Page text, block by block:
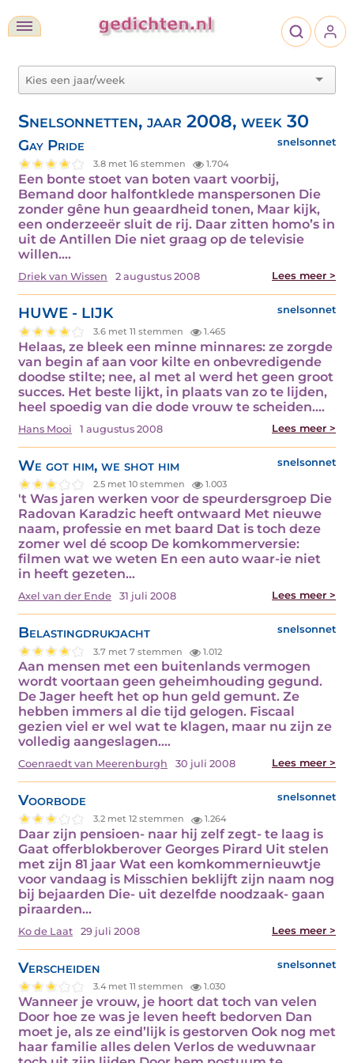
Snelsonnetten, jaar 2008, week 30
Gay Pride snelsonnet
3.8 met 16 stemmen 1.704
Een bonte stoet van boten vaart voorbij,
Bemand door halfontklede manspersonen Die
zonder gêne hun geaardheid tonen, Maar kijk,
een onderzeeër sluit de rij. Daar zitten homo’s in
uit de Antillen Die niet graag op de televisie
willen.…
Driek van Wissen 2 augustus 2008 Lees meer >
HUWE - LIJK snelsonnet
3.6 met 11 stemmen 1.465
Helaas, ze bleek een minne minnares: ze zorgde
van begin af aan voor kilte en onbevredigende
doodse stilte; nee, al met al werd het geen groot
succes. Het beste lijkt, in plaats van zo te lijden,
heel spoedig van die dode vrouw te scheiden.…
Hans Mooi 1 augustus 2008 Lees meer >
We got him, we shot him snelsonnet
2.5 met 10 stemmen 1.003
't Was jaren werken voor de speurdersgroep Die
Radovan Karadzic heeft ontwaard Met nieuwe
naam, professie en met baard Dat is toch deze
zomer wel dé scoop De komkommerversie:
filmen wat we weten En een auto waar-ie niet
in heeft gezeten…
Axel van der Ende 31 juli 2008 Lees meer >
Belastingdrukjacht snelsonnet
3.7 met 7 stemmen 1.012
Aan mensen met een buitenlands vermogen
wordt voortaan geen geheimhouding gegund.
De Jager heeft het op hun geld gemunt. Ze
hebben immers al die tijd gelogen. Fiscaal
gezien viel er wel wat te klagen, maar nu zijn ze
volledig aangeslagen.…
Coenraedt van Meerenburgh 30 juli 2008 Lees meer >
Voorbode snelsonnet
3.2 met 12 stemmen 1.264
Daar zijn pensioen- naar hij zelf zegt- te laag is
Gaat offerblokberover Georges Pirard Uit stelen
met zijn 81 jaar Wat een komkommernieuwtje
voor vandaag is Misschien beklijft zijn naam nog
bij bejaarden Die- uit dezelfde noodzaak- gaan
piraarden…
Ko de Laat 29 juli 2008 Lees meer >
Verscheiden snelsonnet
3.4 met 11 stemmen 1.030
Wanneer je vrouw, je hoort dat toch van velen
Door hoe ze was je leven heeft bedorven Dan
moet je, als ze eind’lijk is gestorven Ook nog met
haar familie alles delen Verlos de weduwnaar